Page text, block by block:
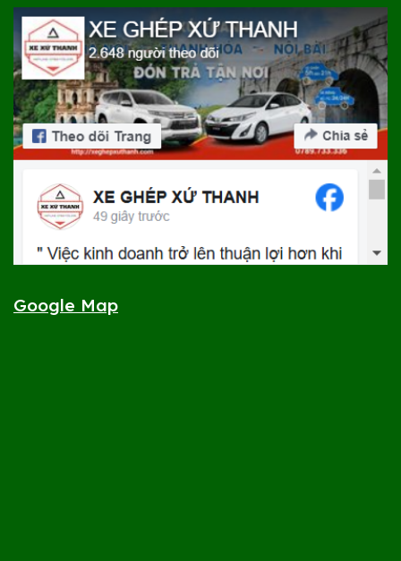
Google Map